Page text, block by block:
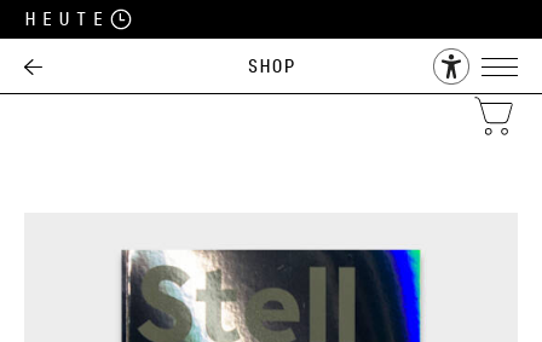
Heute
Shop